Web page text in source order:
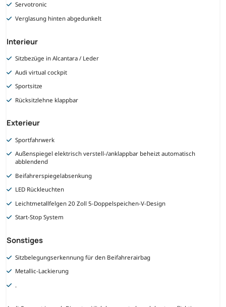
Servotronic
Verglasung hinten abgedunkelt
Interieur
Sitzbezüge in Alcantara / Leder
Audi virtual cockpit
Sportsitze
Rücksitzlehne klappbar
Exterieur
Sportfahrwerk
Außenspiegel elektrisch verstell-/anklappbar beheizt automatisch
abblendend
Beifahrerspiegelabsenkung
LED Rückleuchten
Leichtmetallfelgen 20 Zoll 5-Doppelspeichen-V-Design
Start-Stop System
Sonstiges
Sitzbelegungserkennung für den Beifahrerairbag
Metallic-Lackierung
.